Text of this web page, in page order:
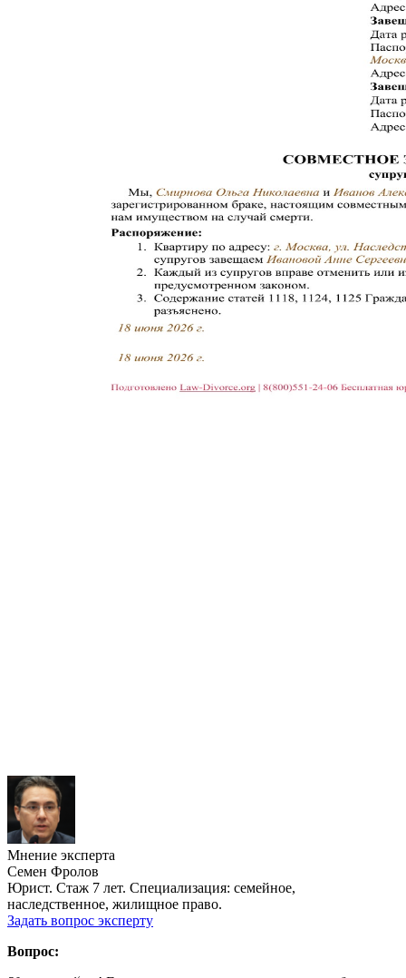
Мнение эксперта
Семен Фролов
Юрист. Стаж 7 лет. Специализация: семейное,
наследственное, жилищное право.
Задать вопрос эксперту
Вопрос: